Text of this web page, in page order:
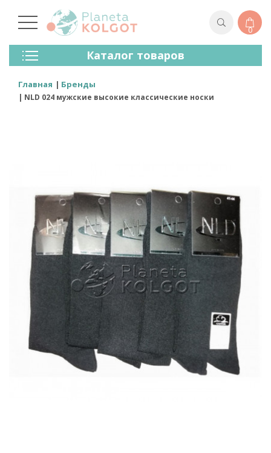
0
Каталог товаров
Колготки
Чулки
Лосины (леггинсы)
Главная Бренды
NLD 024 мужские высокие классические носки